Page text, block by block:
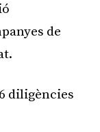
de
diligències